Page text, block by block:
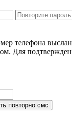
телефона
Для